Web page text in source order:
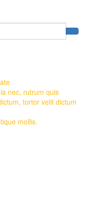
nec, rutrum quis
tortor velit dictum
mollis.